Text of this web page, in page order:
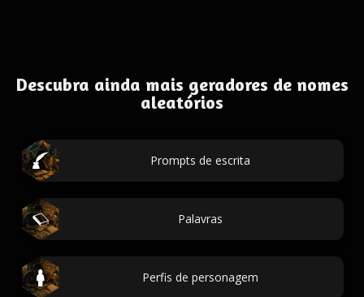
Descubra ainda mais geradores de nomes
aleatórios
Prompts de escrita
Palavras
Perfis de personagem